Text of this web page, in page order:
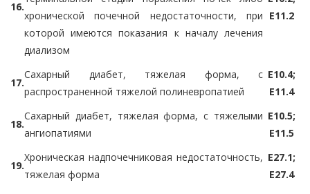
16.
хронической почечной недостаточности, при
которой имеются показания к началу лечения
диализом
E11.2
17.
Сахарный диабет, тяжелая форма, с
распространенной тяжелой полиневропатией
E10.4;
E11.4
18.
Сахарный диабет, тяжелая форма, с тяжелыми
ангиопатиями
E10.5;
E11.5
19.
Хроническая надпочечниковая недостаточность,
тяжелая форма
E27.1;
E27.4